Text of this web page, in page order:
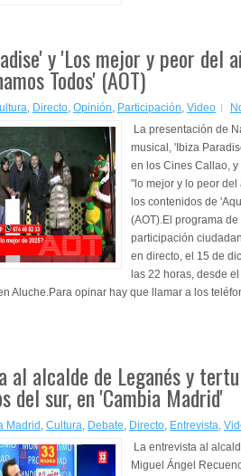
y 'Los mejor y peor del
Todos' (AOT)
, Directo, Opinión, Participación, Video
La presentación de
musical, 'Ibiza
en los Cines Callao,
"lo mejor y lo peor del
los contenidos de
(AOT).El programa
participación
en directo, el 15 de
las 22 horas, desde
Aluche.Para opinar hay que llamar a los
al alcalde de Leganés y
del sur, en 'Cambia Madrid'
Madrid , Cultura, Debate, Directo, Entrevista,
La entrevista al
Miguel Ángel